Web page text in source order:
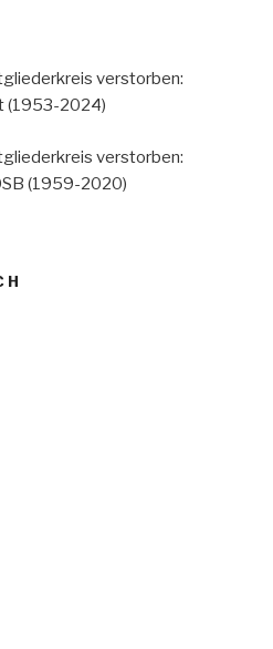
verstorben:
(1953-2024)
verstorben:
(1959-2020)